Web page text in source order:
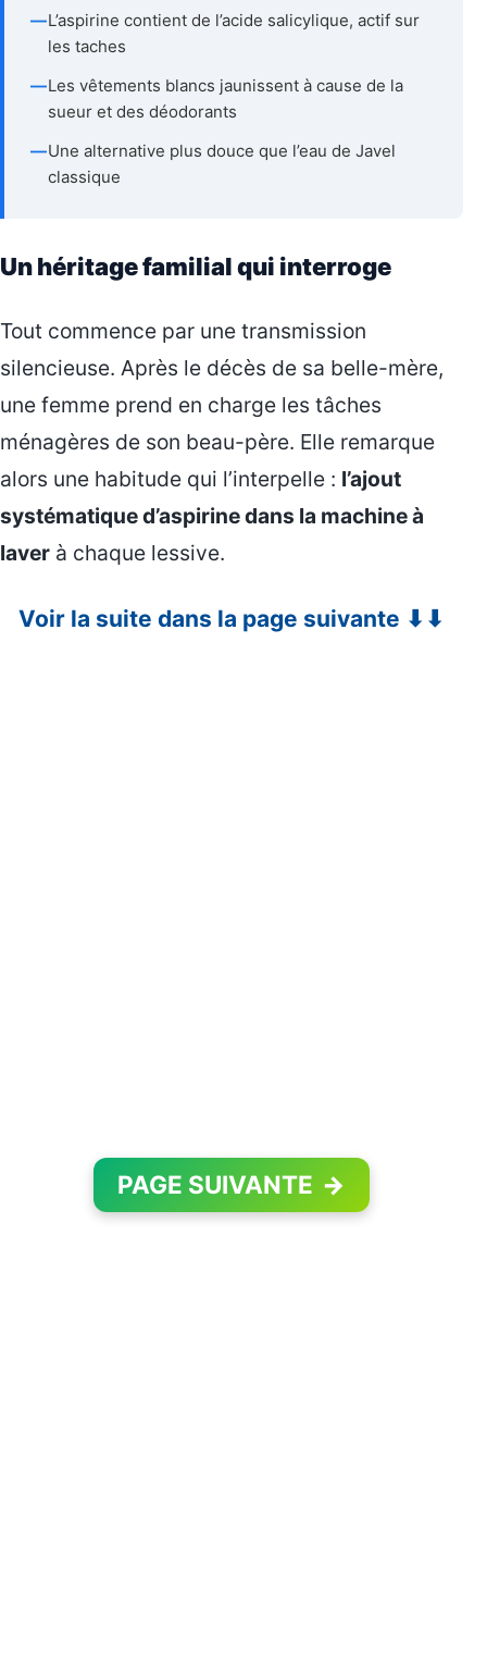
—L’aspirine contient de l’acide salicylique, actif sur
les taches
—Les vêtements blancs jaunissent à cause de la
sueur et des déodorants
—Une alternative plus douce que l’eau de Javel
classique
Un héritage familial qui interroge
Tout commence par une transmission
silencieuse. Après le décès de sa belle-mère,
une femme prend en charge les tâches
ménagères de son beau-père. Elle remarque
alors une habitude qui l’interpelle : l’ajout
systématique d’aspirine dans la machine à
laver à chaque lessive.
Voir la suite dans la page suivante ⬇⬇
PAGE SUIVANTE →